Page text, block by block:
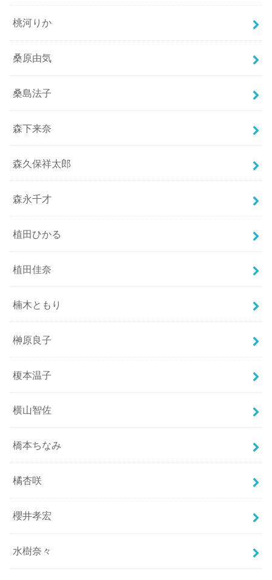
桃河りか
桑原由気
桑島法子
森下来奈
森久保祥太郎
森永千才
植田ひかる
植田佳奈
楠木ともり
榊原良子
榎本温子
横山智佐
橋本ちなみ
橘杏咲
櫻井孝宏
水樹奈々